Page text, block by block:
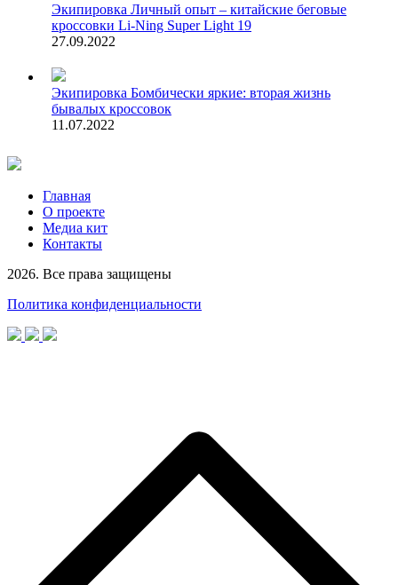
Экипировка Личный опыт – китайские беговые
кроссовки Li-Ning Super Light 19
27.09.2022
Экипировка Бомбически яркие: вторая жизнь
бывалых кроссовок
11.07.2022
Главная
О проекте
Медиа кит
Контакты
2026. Все права защищены
Политика конфиденциальности